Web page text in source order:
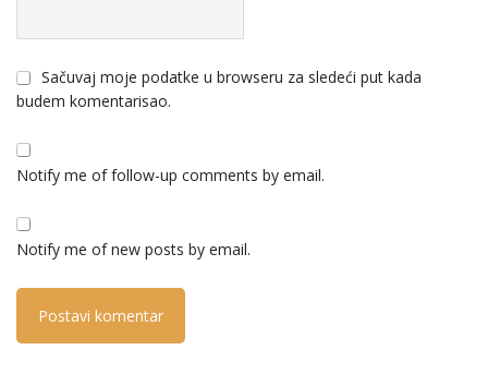
Sačuvaj moje podatke u browseru za sledeći put kada
budem komentarisao.
Notify me of follow-up comments by email.
Notify me of new posts by email.